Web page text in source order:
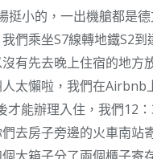
小的，一出機艙都是德
們乘坐S7線轉地鐵S2
有先去晚上住宿的地方
太懶啦，我們在Airbnb
才能辦理入住，我們12
去房子旁邊的火車南站